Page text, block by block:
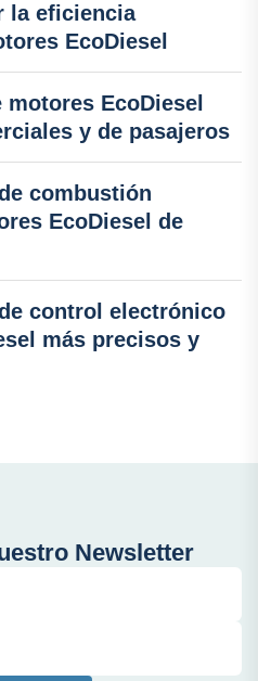
la eficiencia
EcoDiesel
EcoDiesel
y de pasajeros
combustión
EcoDiesel de
control electrónico
más precisos y
Newsletter